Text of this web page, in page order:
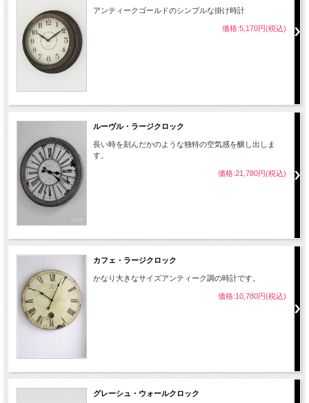
アンティークゴールドのシンプルな掛け時計
価格:5,170円(税込)
ルーヴル・ラージクロック
長い時を刻んだかのような独特の空気感を醸し出しま
す。
価格:21,780円(税込)
カフェ・ラージクロック
かなり大きなサイズアンティーク調の時計です。
価格:10,780円(税込)
グレーシュ・ウォールクロック